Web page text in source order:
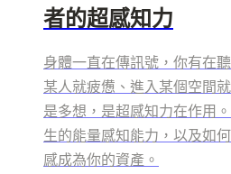
者的超感知力
身體一直在傳訊號，你有在
某人就疲憊、進入某個空間
是多想，是超感知力在作用
生的能量感知能力，以及如
感成為你的資產。